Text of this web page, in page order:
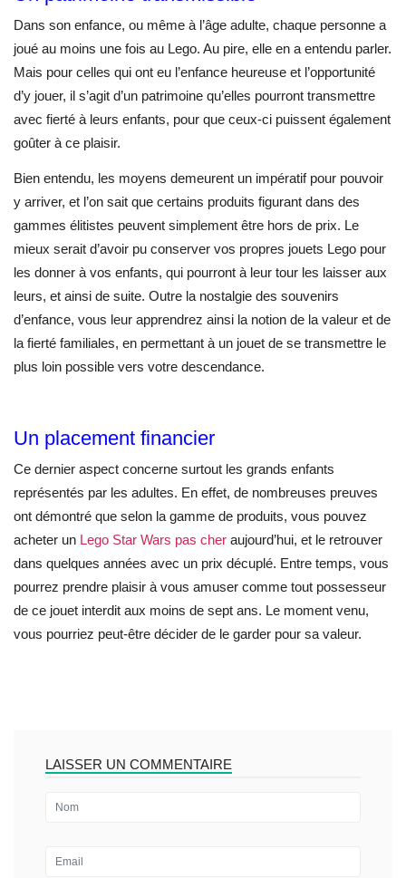
Dans son enfance, ou même à l’âge adulte, chaque personne a
joué au moins une fois au Lego. Au pire, elle en a entendu parler.
Mais pour celles qui ont eu l’enfance heureuse et l’opportunité
d’y jouer, il s’agit d’un patrimoine qu’elles pourront transmettre
avec fierté à leurs enfants, pour que ceux-ci puissent également
goûter à ce plaisir.
Bien entendu, les moyens demeurent un impératif pour pouvoir
y arriver, et l’on sait que certains produits figurant dans des
gammes élitistes peuvent simplement être hors de prix. Le
mieux serait d’avoir pu conserver vos propres jouets Lego pour
les donner à vos enfants, qui pourront à leur tour les laisser aux
leurs, et ainsi de suite. Outre la nostalgie des souvenirs
d’enfance, vous leur apprendrez ainsi la notion de la valeur et de
la fierté familiales, en permettant à un jouet de se transmettre le
plus loin possible vers votre descendance.
Un placement financier
Ce dernier aspect concerne surtout les grands enfants
représentés par les adultes. En effet, de nombreuses preuves
ont démontré que selon la gamme de produits, vous pouvez
acheter un Lego Star Wars pas cher aujourd’hui, et le retrouver
dans quelques années avec un prix décuplé. Entre temps, vous
pourrez prendre plaisir à vous amuser comme tout possesseur
de ce jouet interdit aux moins de sept ans. Le moment venu,
vous pourriez peut-être décider de le garder pour sa valeur.
LAISSER UN COMMENTAIRE